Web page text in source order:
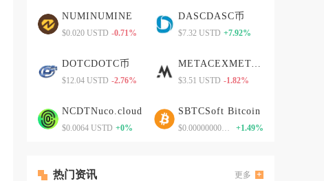
NUMINUMINE
$0.020 USTD -0.71%
DASCDASC币
$7.32 USTD +7.92%
DOTCDOTC币
$12.04 USTD -2.76% $3.51 USTD -1.82%
NCDTNuco.cloud
$0.0064 USTD +0%
SBTCSoft Bitcoin
+1.49%
热门资讯 更多